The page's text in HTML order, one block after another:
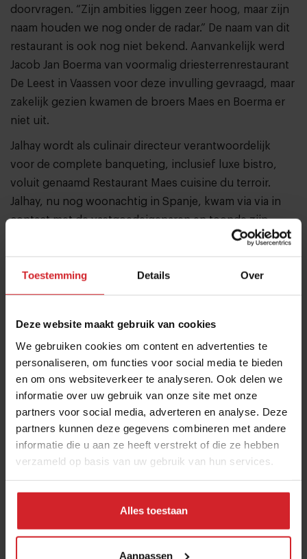
Toestemming Details Over
Deze website maakt gebruik van cookies
We gebruiken cookies om content en advertenties te
personaliseren, om functies voor social media te bieden
en om ons websiteverkeer te analyseren. Ook delen we
informatie over uw gebruik van onze site met onze
partners voor social media, adverteren en analyse. Deze
partners kunnen deze gegevens combineren met andere
informatie die u aan ze heeft verstrekt of die ze hebben
verzameld op basis van uw gebruik van hun services.
Alles toestaan
Aanpassen
doorvragen. “Zijn ambities liggen zeer hoog, maar zijn
naam houden we nog onder de radar.” De naam van dit
restaurant is ook nog niet bekend. Aanvankelijk werd
Jacob Jan Boerma van voormalig driesterrenrestaurant
De Leest in Vaassen voor deze invulling gevraagd, maar
zakelijk gezien kwamen de broers Maes en Boerma er
niet uit.
Jalhay wordt als culinair directeur verantwoordelijk
voor de complete banqueting, inclusief luxe bistro,
voluit genaamd Restaurant Maes cuisine du terroir.
Jalhay, nu nog woonachtig in Spanje, kwam via via in
contact met de vastgoedeigenaren en toonde zijn
interesse in de functie. “Ik was voorzichtig al aan het
overwegen om terug naar Nederland te komen, maar
dit project gaf de doorslag.”
Maes volgens het Cittaslow principe
“Restaurant Maes, met zo’n 45 zitplaatsen, mag qua